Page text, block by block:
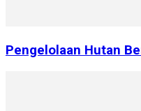
Pengelolaan Hutan